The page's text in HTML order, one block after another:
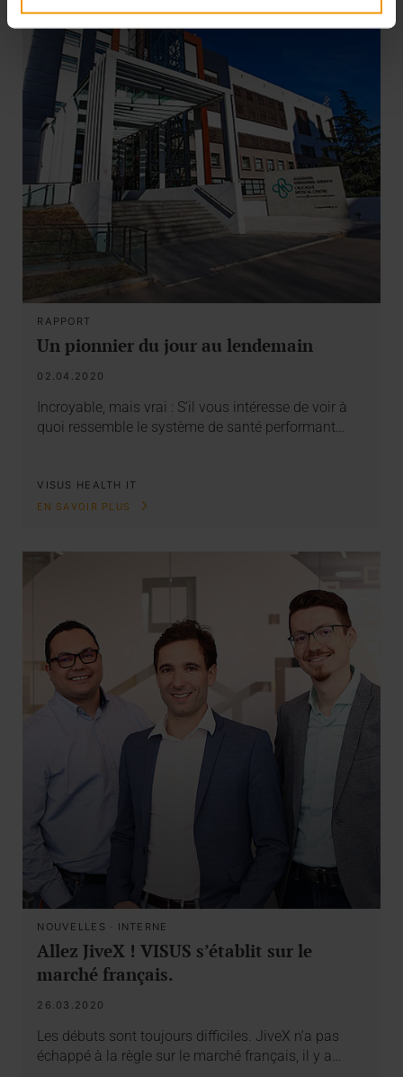
RAPPORT
Un pionnier du jour au lendemain
02.04.2020
Incroyable, mais vrai : S’il vous intéresse de voir à
quoi ressemble le système de santé performant…
VISUS HEALTH IT
EN SAVOIR PLUS
NOUVELLES · INTERNE
Allez JiveX ! VISUS s’établit sur le
marché français.
26.03.2020
Les débuts sont toujours difficiles. JiveX n’a pas
échappé à la règle sur le marché français, il y a…